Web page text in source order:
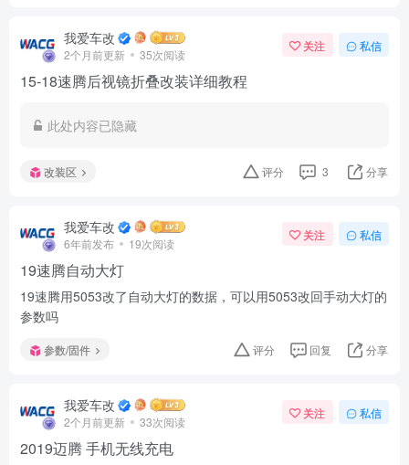
我爱车改
2个月前更新 35次阅读
关注 私信
15-18速腾后视镜折叠改装详细教程
此处内容已隐藏
改装区 评分 3 分享
我爱车改
6年前发布 19次阅读
关注 私信
19速腾自动大灯
19速腾用5053改了自动大灯的数据，可以用5053改回手动大灯的
参数吗
参数/固件 评分 回复 分享
我爱车改
2个月前更新 33次阅读
关注 私信
2019迈腾 手机无线充电